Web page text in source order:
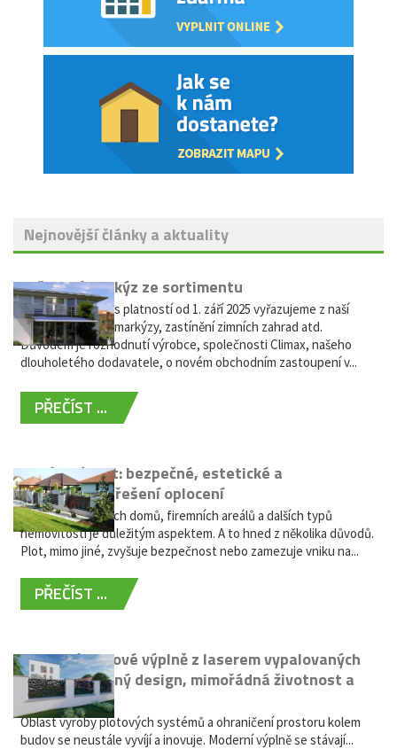
Nejnovější články a aktuality
Vyřazení markýz ze sortimentu
Vážení zákazníci, s platností od 1. září 2025 vyřazujeme z naší
nabídky výsuvné markýzy, zastínění zimních zahrad atd.
Důvodem je rozhodnutí výrobce, společnosti Climax, našeho
dlouholetého dodavatele, o novém obchodním zastoupení v...
PŘEČÍST ...
Hliníkový plot: bezpečné, estetické a
bezúdržbové řešení oplocení
Oplocení rodinných domů, firemních areálů a dalších typů
nemovitostí je důležitým aspektem. A to hned z několika důvodů.
Plot, mimo jiné, zvyšuje bezpečnost nebo zamezuje vniku na...
PŘEČÍST ...
Moderní plotové výplně z laserem vypalovaných
kovů: výjimečný design, mimořádná životnost a
žádná údržba
Oblast výroby plotových systémů a ohraničení prostoru kolem
budov se neustále vyvíjí a inovuje. Moderní výplně se stávají...